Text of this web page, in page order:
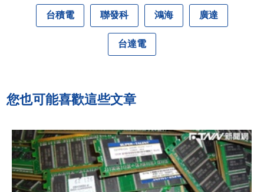
台積電 聯發科 鴻海 廣達
台達電
您也可能喜歡這些文章